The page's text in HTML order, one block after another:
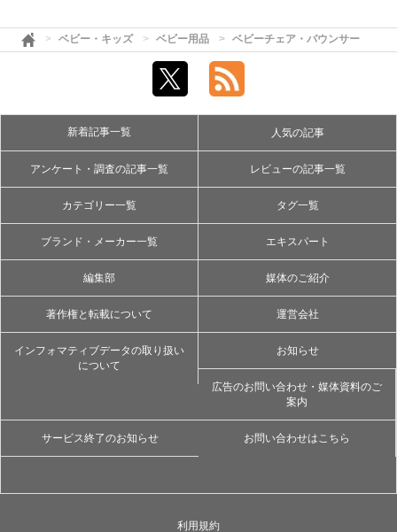
ベビー・キッズ ベビー用品 ベビーチェア・バウンサー
新着記事一覧 人気の記事
アンケート・調査の記事一覧 レビューの記事一覧
カテゴリー一覧 タグ一覧
ブランド・メーカー一覧 エキスパート
編集部 媒体のご紹介
著作権と転載について 運営会社
インフォマティブデータの取り扱い
について
お知らせ
広告のお問い合わせ・媒体資料のご
案内
サービス終了のお知らせ お問い合わせはこちら
利用規約